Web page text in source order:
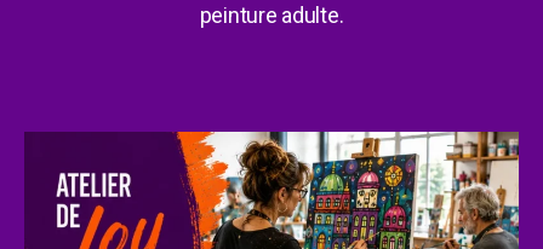
peinture adulte.